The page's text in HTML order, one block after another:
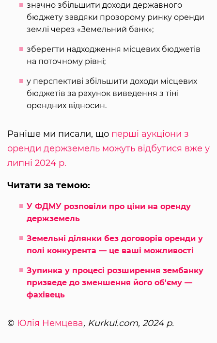
значно збільшити доходи державного
бюджету завдяки прозорому ринку оренди
землі через «Земельний банк»;
зберегти надходження місцевих бюджетів
на поточному рівні;
у перспективі збільшити доходи місцевих
бюджетів за рахунок виведення з тіні
орендних відносин.
Раніше ми писали, що перші аукціони з
оренди держземель можуть відбутися вже у
липні 2024 р.
Читати за темою:
У ФДМУ розповіли про ціни на оренду
держземель
Земельні ділянки без договорів оренди у
полі конкурента — це ваші можливості
Зупинка у процесі розширення зембанку
призведе до зменшення його об'єму —
фахівець
© Юлія Немцева, Kurkul.com, 2024 р.